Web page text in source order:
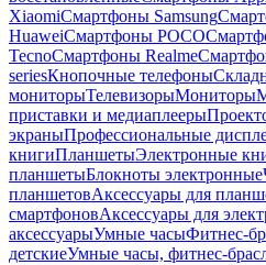
XiaomiСмартфоны Samsung
HuaweiСмартфоны POCO
TecnoСмартфоны Realme
seriesКнопочные телефоны
мониторыТелевизорыМониторы
приставки и медиаплееры
экраныПрофессиональные
книгиПланшетыЭлектронные
планшетыБлокноты электронные
планшетовАксессуары для
смартфоновАксессуары для
аксессуарыУмные часыФитнес-
детскиеУмные часы, фитнес-